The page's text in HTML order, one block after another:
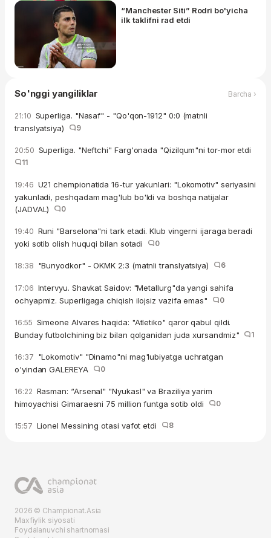
“Manchester Siti” Rodri bo'yicha
ilk taklifni rad etdi
So'nggi yangiliklar Barcha ›
21:10 Superliga. "Nasaf" - "Qo'qon-1912" 0:0 (matnli
translyatsiya)
9
20:50 Superliga. "Neftchi" Farg'onada "Qizilqum"ni tor-mor etdi
11
19:46 U21 chempionatida 16-tur yakunlari: "Lokomotiv" seriyasini
yakunladi, peshqadam mag'lub bo'ldi va boshqa natijalar
(JADVAL)
0
19:40 Runi "Barselona"ni tark etadi. Klub vingerni ijaraga beradi
yoki sotib olish huquqi bilan sotadi
0
18:38 "Bunyodkor" - OKMK 2:3 (matnli translyatsiya) 6
17:06 Intervyu. Shavkat Saidov: "Metallurg"da yangi sahifa
ochyapmiz. Superligaga chiqish ilojsiz vazifa emas"
0
16:55 Simeone Alvares haqida: "Atletiko" qaror qabul qildi.
Bunday futbolchining biz bilan qolganidan juda xursandmiz"
1
16:37 "Lokomotiv" "Dinamo"ni mag'lubiyatga uchratgan
o'yindan GALEREYA
0
16:22 Rasman: “Arsenal" "Nyukasl" va Braziliya yarim
himoyachisi Gimaraesni 75 million funtga sotib oldi
0
15:57 Lionel Messining otasi vafot etdi 8
2026 © Championat.Asia
Maxfiylik siyosati
Foydalanuvchi shartnomasi